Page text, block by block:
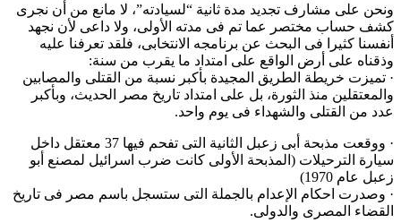
ونحن على مشارف تجديد مدة ثانية “لسيادته”، لا مانع من أن نجرى
كشف حساب مختصر عما تم فى مدته الأولى، ولا داعى لأن نجهد
أنفسنا كثيرا فى البحث عن برنامجه الانتخابى، فلقد تعرفنا عليه
وذقناه على أرض الواقع على امتداد ما يقرب من سنة:
· تميزت خريطة الطريق المجيدة بأكبر نسبة من القتلى والمصابين
والمعتقلين منذ الثورة، بل على امتداد تاريخ مصر الحديث، وبأكبر
عدد من القتلى والشهداء فى يوم واحد.
· ووقعت مذبحة أبى زعبل الثانية التى تفحم فيها 37 معتقل داخل
سيارة الترحيلات (المذبحة الأولى كانت ضرب اسرائيل لمصنع أبو
زعبل عام 1970)
· وصدرت احكام الإعدام بالجملة التى ستسجل باسم مصر فى تاريخ
القضاء المصرى والدولى.